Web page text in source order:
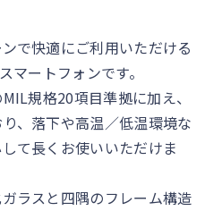
で快適にご利用いただける
マートフォンです。
規格20項目準拠に加え、
、落下や高温／低温環境な
て長くお使いいただけま
ラスと四隅のフレーム構造